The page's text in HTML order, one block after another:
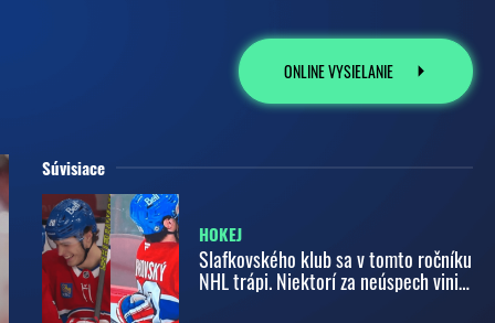
ONLINE VYSIELANIE
Súvisiace
HOKEJ
Slafkovského klub sa v tomto ročníku
NHL trápi. Niektorí za neúspech vinia